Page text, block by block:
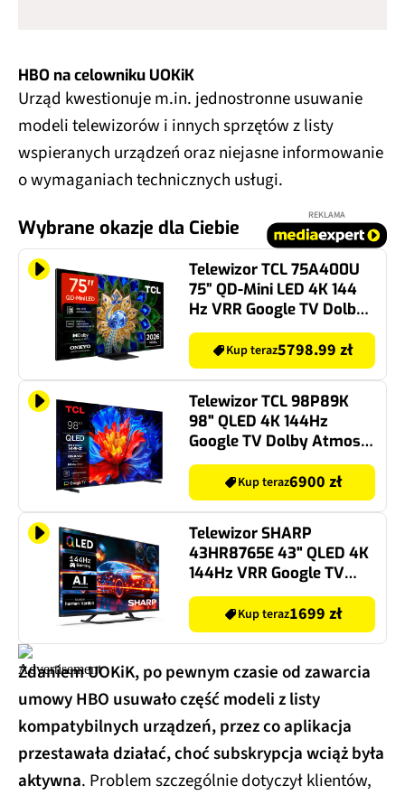
HBO na celowniku UOKiK
Urząd kwestionuje m.in. jednostronne usuwanie
modeli telewizorów i innych sprzętów z listy
wspieranych urządzeń oraz niejasne informowanie
o wymaganiach technicznych usługi.
Wybrane okazje dla Ciebie
REKLAMA
Telewizor TCL 75A400U
75” QD-Mini LED 4K 144
Hz VRR Google TV Dolby
Atmos Dolby Vision HDMI
Kup teraz5798.99 zł
Telewizor TCL 98P89K
98" QLED 4K 144Hz
Google TV Dolby Atmos
Dolby Vision HDMI 2.1
Kup teraz6900 zł
Telewizor SHARP
43HR8765E 43" QLED 4K
144Hz VRR Google TV
Dolby Atmos Dolby
Vision IQ HDMI 2.1
Kup teraz1699 zł
Zdaniem UOKiK, po pewnym czasie od zawarcia
umowy HBO usuwało część modeli z listy
kompatybilnych urządzeń, przez co aplikacja
przestawała działać, choć subskrypcja wciąż była
aktywna. Problem szczególnie dotyczył klientów,